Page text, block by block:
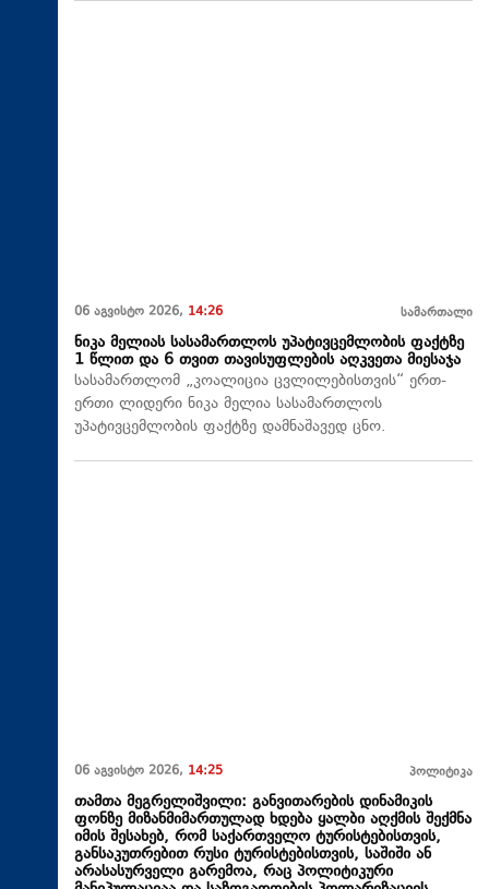
06 აგვისტო 2026, 14:26 სამართალი
ნიკა მელიას სასამართლოს უპატივცემლობის ფაქტზე
1 წლით და 6 თვით თავისუფლების აღკვეთა მიესაჯა
სასამართლომ „კოალიცია ცვლილებისთვის“ ერთ-
ერთი ლიდერი ნიკა მელია სასამართლოს
უპატივცემლობის ფაქტზე დამნაშავედ ცნო.
06 აგვისტო 2026, 14:25 პოლიტიკა
თამთა მეგრელიშვილი: განვითარების დინამიკის
ფონზე მიზანმიმართულად ხდება ყალბი აღქმის შექმნა
იმის შესახებ, რომ საქართველო ტურისტებისთვის,
განსაკუთრებით რუსი ტურისტებისთვის, საშიში ან
არასასურველი გარემოა, რაც პოლიტიკური